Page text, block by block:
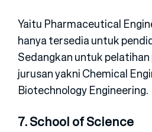
Yaitu Pharmaceutical
hanya tersedia untuk
Sedangkan untuk
jurusan yakni Chemical
Biotechnology Engineering.
7. School of Science